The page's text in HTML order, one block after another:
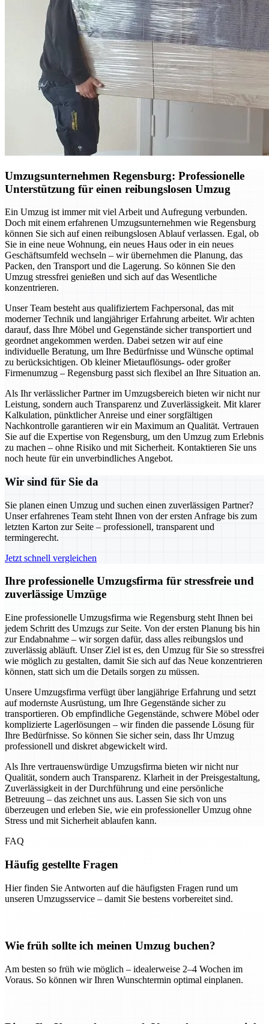
Umzugsunternehmen Regensburg: Professionelle
Unterstützung für einen reibungslosen Umzug
Ein Umzug ist immer mit viel Arbeit und Aufregung verbunden.
Doch mit einem erfahrenen Umzugsunternehmen wie Regensburg
können Sie sich auf einen reibungslosen Ablauf verlassen. Egal, ob
Sie in eine neue Wohnung, ein neues Haus oder in ein neues
Geschäftsumfeld wechseln – wir übernehmen die Planung, das
Packen, den Transport und die Lagerung. So können Sie den
Umzug stressfrei genießen und sich auf das Wesentliche
konzentrieren.
Unser Team besteht aus qualifiziertem Fachpersonal, das mit
moderner Technik und langjähriger Erfahrung arbeitet. Wir achten
darauf, dass Ihre Möbel und Gegenstände sicher transportiert und
geordnet angekommen werden. Dabei setzen wir auf eine
individuelle Beratung, um Ihre Bedürfnisse und Wünsche optimal
zu berücksichtigen. Ob kleiner Mietauflösungs- oder großer
Firmenumzug – Regensburg passt sich flexibel an Ihre Situation an.
Als Ihr verlässlicher Partner im Umzugsbereich bieten wir nicht nur
Leistung, sondern auch Transparenz und Zuverlässigkeit. Mit klarer
Kalkulation, pünktlicher Anreise und einer sorgfältigen
Nachkontrolle garantieren wir ein Maximum an Qualität. Vertrauen
Sie auf die Expertise von Regensburg, um den Umzug zum Erlebnis
zu machen – ohne Risiko und mit Sicherheit. Kontaktieren Sie uns
noch heute für ein unverbindliches Angebot.
Wir sind für Sie da
Sie planen einen Umzug und suchen einen zuverlässigen Partner?
Unser erfahrenes Team steht Ihnen von der ersten Anfrage bis zum
letzten Karton zur Seite – professionell, transparent und
termingerecht.
Jetzt schnell vergleichen
Ihre professionelle Umzugsfirma für stressfreie und
zuverlässige Umzüge
Eine professionelle Umzugsfirma wie Regensburg steht Ihnen bei
jedem Schritt des Umzugs zur Seite. Von der ersten Planung bis hin
zur Endabnahme – wir sorgen dafür, dass alles reibungslos und
zuverlässig abläuft. Unser Ziel ist es, den Umzug für Sie so stressfrei
wie möglich zu gestalten, damit Sie sich auf das Neue konzentrieren
können, statt sich um die Details sorgen zu müssen.
Unsere Umzugsfirma verfügt über langjährige Erfahrung und setzt
auf modernste Ausrüstung, um Ihre Gegenstände sicher zu
transportieren. Ob empfindliche Gegenstände, schwere Möbel oder
komplizierte Lagerlösungen – wir finden die passende Lösung für
Ihre Bedürfnisse. So können Sie sicher sein, dass Ihr Umzug
professionell und diskret abgewickelt wird.
Als Ihre vertrauenswürdige Umzugsfirma bieten wir nicht nur
Qualität, sondern auch Transparenz. Klarheit in der Preisgestaltung,
Zuverlässigkeit in der Durchführung und eine persönliche
Betreuung – das zeichnet uns aus. Lassen Sie sich von uns
überzeugen und erleben Sie, wie ein professioneller Umzug ohne
Stress und mit Sicherheit ablaufen kann.
FAQ
Häufig gestellte Fragen
Hier finden Sie Antworten auf die häufigsten Fragen rund um
unseren Umzugsservice – damit Sie bestens vorbereitet sind.
Wie früh sollte ich meinen Umzug buchen?
Am besten so früh wie möglich – idealerweise 2–4 Wochen im
Voraus. So können wir Ihren Wunschtermin optimal einplanen.